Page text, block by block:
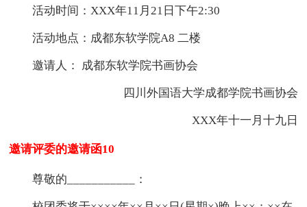
活动时间：XXX年11月21日下午2:30
活动地点：成都东软学院A8 二楼
邀请人： 成都东软学院书画协会
四川外国语大学成都学院书画协会
XXX年十一月十九日
邀请评委的邀请函10
尊敬的___________：